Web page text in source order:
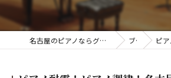
名古屋のピアノならグランドミュージックピアノ株式会社 ブログ ピアノ耐